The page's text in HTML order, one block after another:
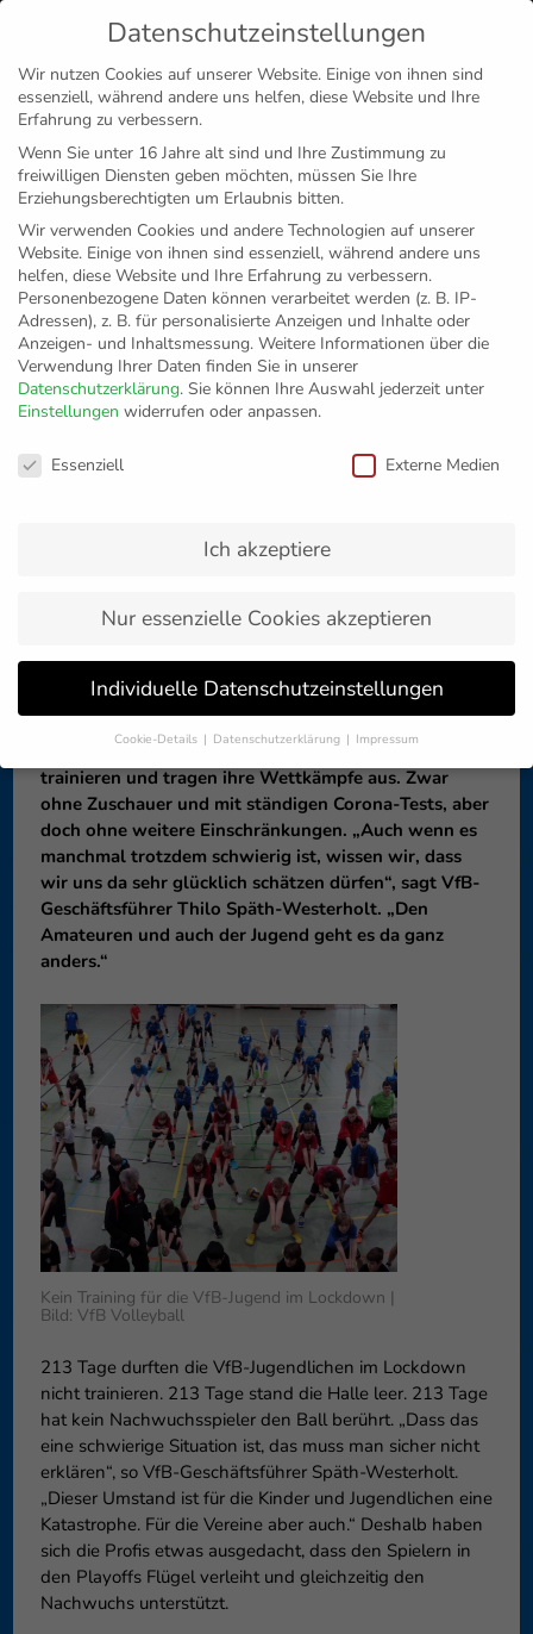
MENÜ
Disclaimer Impressum Datenschutz
213 Tage ohne eine
ein großes Privileg. Die meisten von Ihnen, so auch
Bundesliga, dürfen ihrem Beruf nachgehen. Sie
trainieren und tragen ihre Wettkämpfe aus. Zwar
ohne Zuschauer und mit ständigen Corona-Tests, aber
doch ohne weitere Einschränkungen. „Auch wenn es
manchmal trotzdem schwierig ist, wissen wir, dass
wir uns da sehr glücklich schätzen dürfen“, sagt VfB-
Geschäftsführer Thilo Späth-Westerholt. „Den
Amateuren und auch der Jugend geht es da ganz
anders.“
Kein Training für die VfB-Jugend im Lockdown |
Bild: VfB Volleyball
213 Tage durften die VfB-Jugendlichen im Lockdown
nicht trainieren. 213 Tage stand die Halle leer. 213 Tage
hat kein Nachwuchsspieler den Ball berührt. „Dass das
eine schwierige Situation ist, das muss man sicher nicht
erklären“, so VfB-Geschäftsführer Späth-Westerholt.
„Dieser Umstand ist für die Kinder und Jugendlichen eine
Katastrophe. Für die Vereine aber auch.“ Deshalb haben
sich die Profis etwas ausgedacht, dass den Spielern in
den Playoffs Flügel verleiht und gleichzeitig den
Nachwuchs unterstützt.
Datenschutzeinstellungen
Wir nutzen Cookies auf unserer Website. Einige von ihnen sind
essenziell, während andere uns helfen, diese Website und Ihre
Erfahrung zu verbessern.
Wenn Sie unter 16 Jahre alt sind und Ihre Zustimmung zu
freiwilligen Diensten geben möchten, müssen Sie Ihre
Erziehungsberechtigten um Erlaubnis bitten.
Wir verwenden Cookies und andere Technologien auf unserer
Website. Einige von ihnen sind essenziell, während andere uns
helfen, diese Website und Ihre Erfahrung zu verbessern.
Personenbezogene Daten können verarbeitet werden (z. B. IP-
Adressen), z. B. für personalisierte Anzeigen und Inhalte oder
Anzeigen- und Inhaltsmessung. Weitere Informationen über die
Verwendung Ihrer Daten finden Sie in unserer
Datenschutzerklärung. Sie können Ihre Auswahl jederzeit unter
Einstellungen widerrufen oder anpassen.
Datenschutzeinstellungen
Essenziell Externe Medien
Ich akzeptiere
Nur essenzielle Cookies akzeptieren
Individuelle Datenschutzeinstellungen
Cookie-Details Datenschutzerklärung Impressum
Datenschutzeinstellungen
Wenn Sie unter 16 Jahre alt sind und Ihre Zustimmung zu
freiwilligen Diensten geben möchten, müssen Sie Ihre
Erziehungsberechtigten um Erlaubnis bitten.
Wir verwenden Cookies und andere Technologien auf unserer
Website. Einige von ihnen sind essenziell, während andere uns
helfen, diese Website und Ihre Erfahrung zu verbessern.
Personenbezogene Daten können verarbeitet werden (z. B. IP-
Verwendung Ihrer Daten finden Sie in unserer
Datenschutzerklärung.
Hier finden Sie eine Übersicht über alle verwendeten Cookies. Sie
können Ihre Einwilligung zu ganzen Kategorien geben oder sich
weitere Informationen anzeigen lassen und so nur bestimmte
Cookies auswählen.
Speichern Nur essenzielle Cookies akzeptieren
Zurück
Datenschutzeinstellungen
Essenziell (1)
Essenzielle Cookies ermöglichen grundlegende Funktionen und sind für
Cookie-Informationen anzeigen
Externe Medien (6)
Inhalte von Videoplattformen und Social-Media-Plattformen werden
standardmäßig blockiert. Wenn Cookies von externen Medien akzeptiert
werden, bedarf der Zugriff auf diese Inhalte keiner manuellen
Einwilligung mehr.
Cookie-Informationen anzeigen